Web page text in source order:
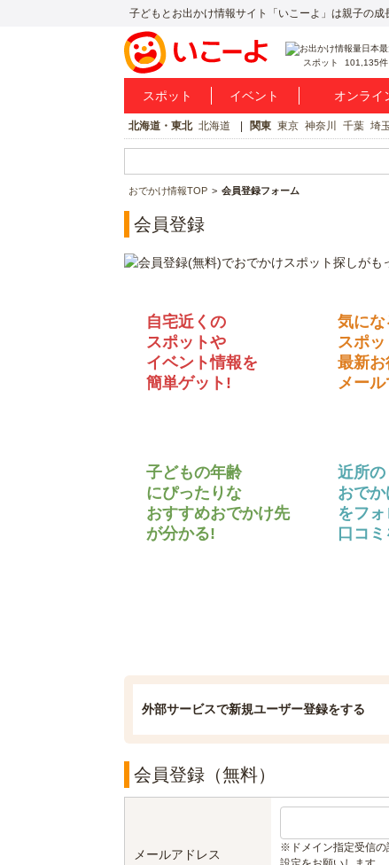
子どもとお出かけ情報サイト「いこーよ」は親子の成
スポット 101,135件
スポット イベント オンライ
北海道・東北 北海道 関東 東京 神奈川 千葉 埼
おでかけ情報TOP 会員登録フォーム
会員登録
自宅近くの
スポットや
イベント情報を
簡単ゲット!
気にな
スポ
最新
メー
子どもの年齢
にぴったりな
おすすめおでかけ先
が分かる!
近所の
おで
をフ
口コ
外部サービスで新規ユーザー登録をする
会員登録（無料）
メールアドレス ※ドメイン指定受信の